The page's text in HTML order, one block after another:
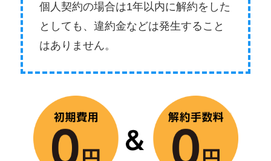
個人契約の場合は1年以内に解約をした
としても、違約金などは発生すること
はありません。